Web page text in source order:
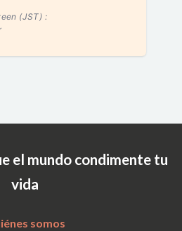
(JST) :
el mundo condimente tu
vida
somos